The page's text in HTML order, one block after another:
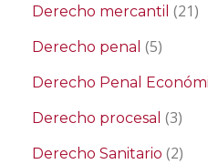
Derecho mercantil (21)
Derecho penal (5)
Derecho Penal
Derecho procesal (3)
Derecho Sanitario (2)